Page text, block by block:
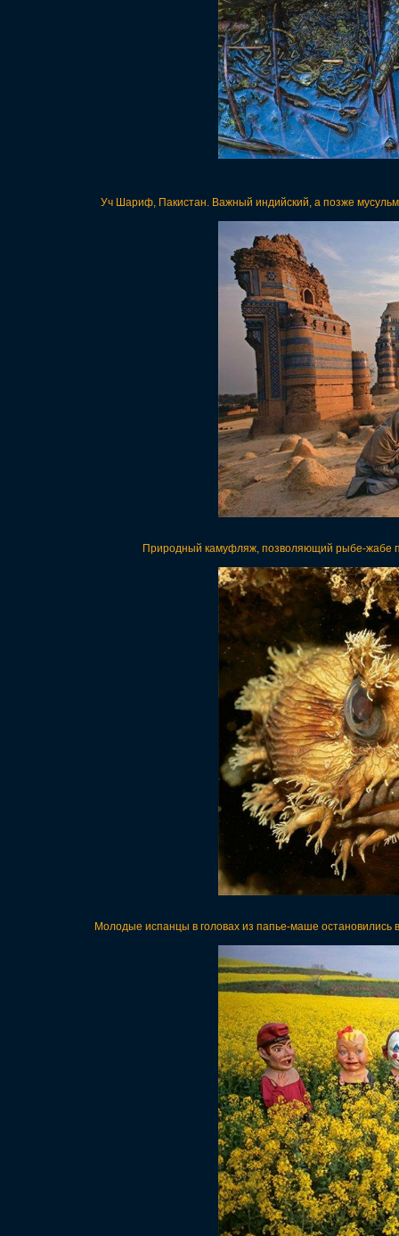
Уч Шариф, Пакистан. Важный индийский, а позже
Природный камуфляж, позволяющий рыбе-жабе
Молодые испанцы в головах из папье-маше остановились